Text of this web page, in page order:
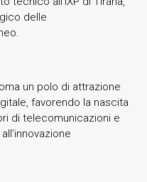
delle
un polo di attrazione
favorendo la nascita
di telecomunicazioni e